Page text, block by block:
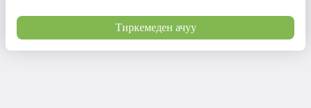
Тиркемеден ачуу